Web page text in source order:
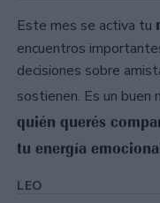
Este mes se activa tu
encuentros
decisiones sobre
sostienen. Es un buen
quién querés
tu energía
LEO